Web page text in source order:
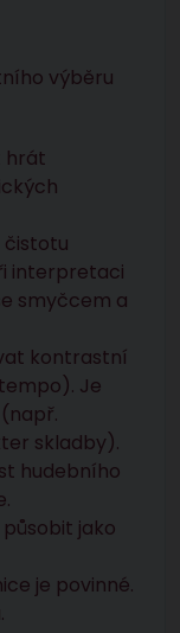
výběru
hrát
čistotu
interpretaci
smyčcem a
kontrastní
Je
skladby).
hudebního
jako
je povinné.